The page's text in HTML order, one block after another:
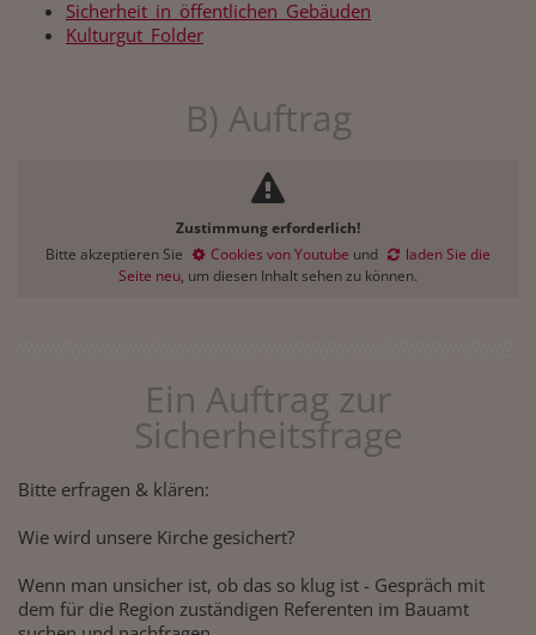
Sicherheit_in_öffentlichen_Gebäuden
Kulturgut_Folder
B) Auftrag
Zustimmung erforderlich!
Bitte akzeptieren Sie
Cookies von Youtube und
laden Sie die
Seite neu, um diesen Inhalt sehen zu können.
Ein Auftrag zur
Sicherheitsfrage
Bitte erfragen & klären:
Wie wird unsere Kirche gesichert?
Wenn man unsicher ist, ob das so klug ist - Gespräch mit
dem für die Region zuständigen Referenten im Bauamt